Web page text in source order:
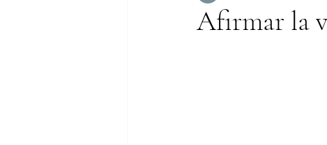
Afirmar la